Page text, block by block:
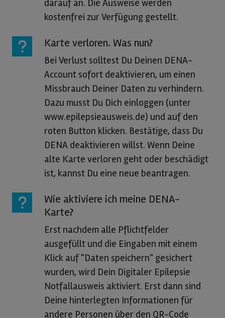
darauf an. Die Ausweise werden
kostenfrei zur Verfügung gestellt.
Karte verloren. Was nun?
Bei Verlust solltest Du Deinen DENA-
Account sofort deaktivieren, um einen
Missbrauch Deiner Daten zu verhindern.
Dazu musst Du Dich einloggen (unter
www.epilepsieausweis.de) und auf den
roten Button klicken. Bestätige, dass Du
DENA deaktivieren willst. Wenn Deine
alte Karte verloren geht oder beschädigt
ist, kannst Du eine neue beantragen.
Wie aktiviere ich meine DENA-
Karte?
Erst nachdem alle Pflichtfelder
ausgefüllt und die Eingaben mit einem
Klick auf "Daten speichern" gesichert
wurden, wird Dein Digitaler Epilepsie
Notfallausweis aktiviert. Erst dann sind
Deine hinterlegten Informationen für
andere Personen über den QR-Code